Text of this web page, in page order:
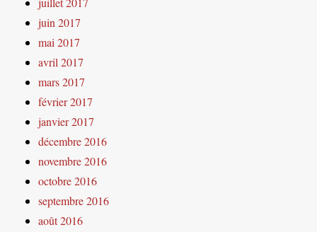
juin 2017
mai 2017
avril 2017
mars 2017
février 2017
janvier 2017
décembre 2016
novembre 2016
octobre 2016
septembre 2016
août 2016